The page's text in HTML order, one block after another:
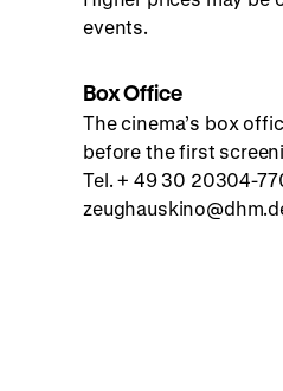
events.
Box Office
The cinema’s box
before the first
Tel. + 49 30 20304-